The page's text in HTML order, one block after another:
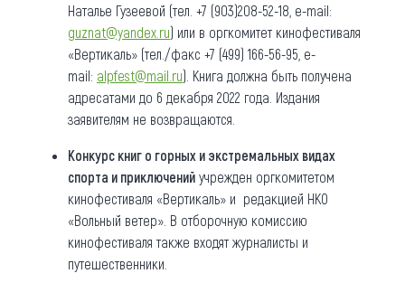
Наталье Гузеевой (тел. +7 (903)208-52-18, e-mail:
guznat@yandex.ru) или в оргкомитет кинофестиваля
«Вертикаль» (тел./факс +7 (499) 166-56-95, e-
mail: alpfest@mail.ru). Книга должна быть получена
адресатами до 6 декабря 2022 года. Издания
заявителям не возвращаются.
Конкурс книг о горных и экстремальных видах
спорта и приключений учрежден оргкомитетом
кинофестиваля «Вертикаль» и редакцией НКО
«Вольный ветер». В отборочную комиссию
кинофестиваля также входят журналисты и
путешественники.